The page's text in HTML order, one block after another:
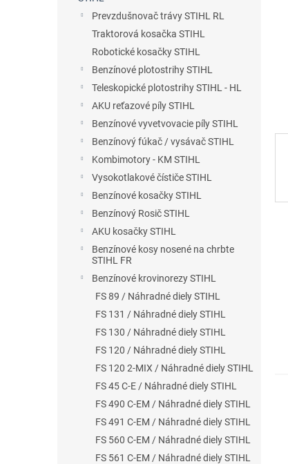
Prevzdušnovač trávy STIHL RL
Traktorová kosačka STIHL
Robotické kosačky STIHL
Benzínové plotostrihy STIHL
Teleskopické plotostrihy STIHL - HL
AKU reťazové píly STIHL
Benzínové vyvetvovacie píly STIHL
Benzínový fúkač / vysávač STIHL
Kombimotory - KM STIHL
Vysokotlakové čístiče STIHL
Benzínové kosačky STIHL
Benzínový Rosič STIHL
AKU kosačky STIHL
Benzínové kosy nosené na chrbte
STIHL FR
Benzínové krovinorezy STIHL
FS 89 / Náhradné diely STIHL
FS 131 / Náhradné diely STIHL
FS 130 / Náhradné diely STIHL
FS 120 / Náhradné diely STIHL
FS 120 2-MIX / Náhradné diely STIHL
FS 45 C-E / Náhradné diely STIHL
FS 490 C-EM / Náhradné diely STIHL
FS 491 C-EM / Náhradné diely STIHL
FS 560 C-EM / Náhradné diely STIHL
FS 561 C-EM / Náhradné diely STIHL